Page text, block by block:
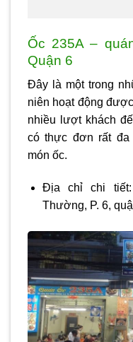
Ốc 235A –
Quận 6
Đây là một trong
niên hoạt động
nhiều lượt khách
có thực đơn rất
món ốc.
Địa chỉ chi
Thường, P. 6,